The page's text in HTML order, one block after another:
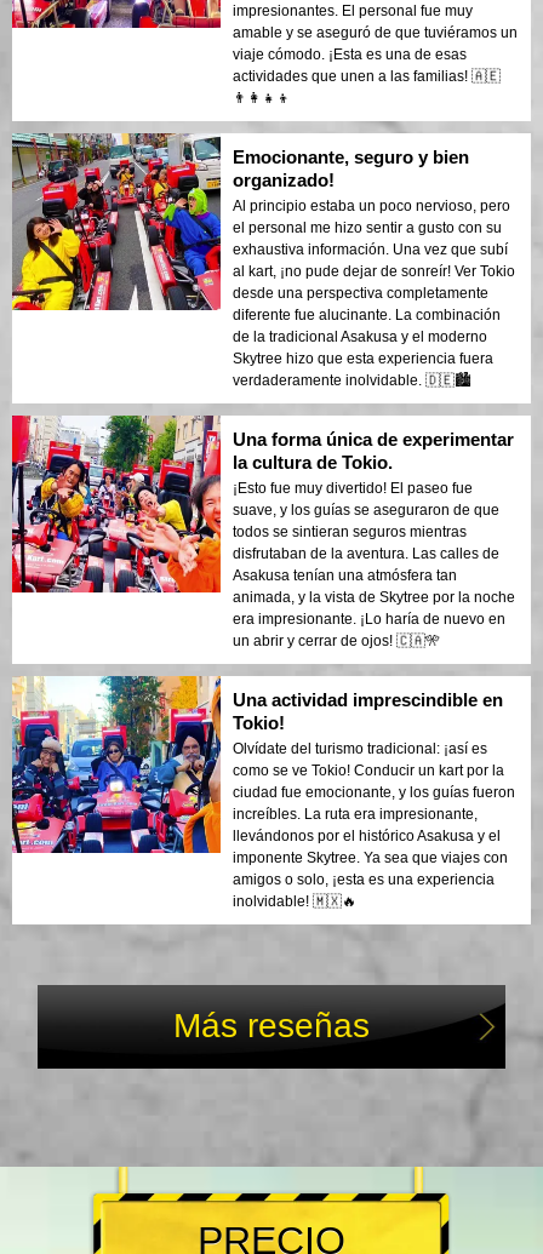
impresionantes. El personal fue muy
amable y se aseguró de que tuviéramos un
viaje cómodo. ¡Esta es una de esas
actividades que unen a las familias! 🇦🇪
👨‍👩‍👧‍👦
Emocionante, seguro y bien
organizado!
Al principio estaba un poco nervioso, pero
el personal me hizo sentir a gusto con su
exhaustiva información. Una vez que subí
al kart, ¡no pude dejar de sonreír! Ver Tokio
desde una perspectiva completamente
diferente fue alucinante. La combinación
de la tradicional Asakusa y el moderno
Skytree hizo que esta experiencia fuera
verdaderamente inolvidable. 🇩🇪🏙️
Una forma única de experimentar
la cultura de Tokio.
¡Esto fue muy divertido! El paseo fue
suave, y los guías se aseguraron de que
todos se sintieran seguros mientras
disfrutaban de la aventura. Las calles de
Asakusa tenían una atmósfera tan
animada, y la vista de Skytree por la noche
era impresionante. ¡Lo haría de nuevo en
un abrir y cerrar de ojos! 🇨🇦🎌
Una actividad imprescindible en
Tokio!
Olvídate del turismo tradicional: ¡así es
como se ve Tokio! Conducir un kart por la
ciudad fue emocionante, y los guías fueron
increíbles. La ruta era impresionante,
llevándonos por el histórico Asakusa y el
imponente Skytree. Ya sea que viajes con
amigos o solo, ¡esta es una experiencia
inolvidable! 🇲🇽🔥
Más reseñas
PRECIO